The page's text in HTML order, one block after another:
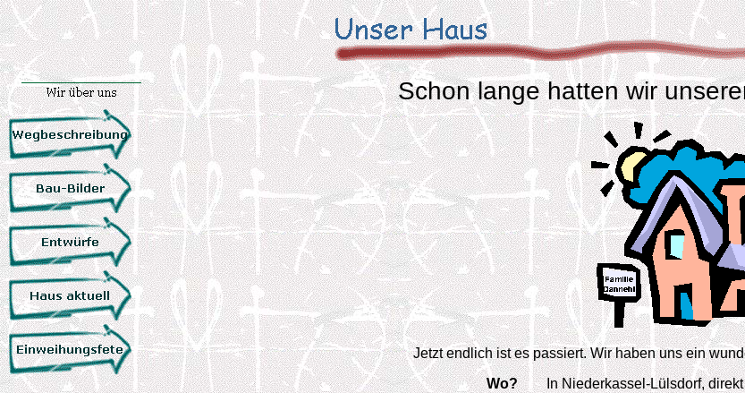
Schon lange hatten wir
Jetzt endlich ist es passiert. Wir haben uns ein
Wo?In Niederkassel-Lülsdorf, direkt